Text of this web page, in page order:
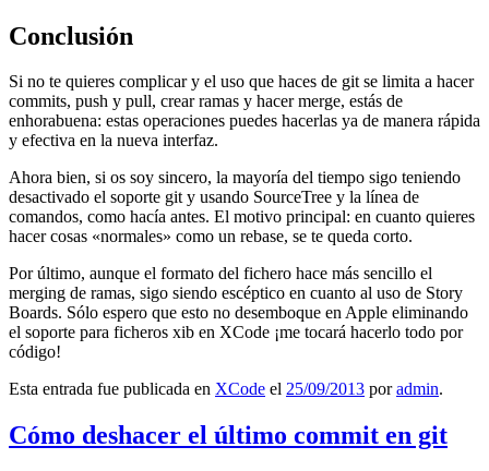
Conclusión
Si no te quieres complicar y el uso que haces de git se limita a hacer
commits, push y pull, crear ramas y hacer merge, estás de
enhorabuena: estas operaciones puedes hacerlas ya de manera rápida
y efectiva en la nueva interfaz.
Ahora bien, si os soy sincero, la mayoría del tiempo sigo teniendo
desactivado el soporte git y usando SourceTree y la línea de
comandos, como hacía antes. El motivo principal: en cuanto quieres
hacer cosas «normales» como un rebase, se te queda corto.
Por último, aunque el formato del fichero hace más sencillo el
merging de ramas, sigo siendo escéptico en cuanto al uso de Story
Boards. Sólo espero que esto no desemboque en Apple eliminando
el soporte para ficheros xib en XCode ¡me tocará hacerlo todo por
código!
Esta entrada fue publicada en XCode el 25/09/2013 poradmin.
Cómo deshacer el último commit en git